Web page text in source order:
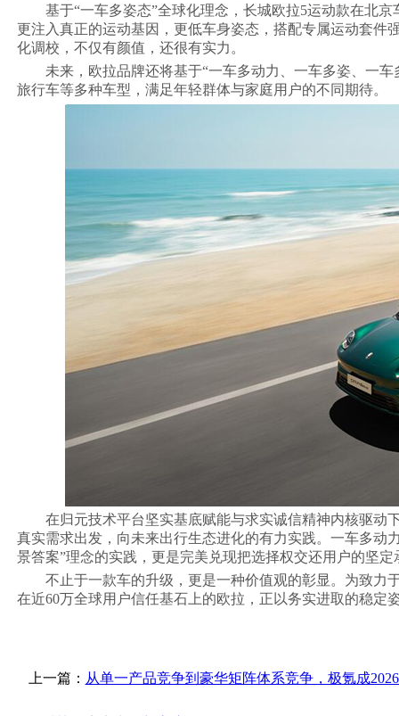
基于“一车多姿态”全球化理念，长城欧拉5运动款在北
更注入真正的运动基因，更低车身姿态，搭配专属运动套
化调校，不仅有颜值，还很有实力。
未来，欧拉品牌还将基于“一车多动力、一车多姿、一
旅行车等多种车型，满足年轻群体与家庭用户的不同期待。
在归元技术平台坚实基底赋能与求实诚信精神内核驱动
真实需求出发，向未来出行生态进化的有力实践。一车多动
景答案”理念的实践，更是完美兑现把选择权交还用户的坚定
不止于一款车的升级，更是一种价值观的彰显。为致力
在近60万全球用户信任基石上的欧拉，正以务实进取的稳定
上一篇： 从单一产品竞争到豪华矩阵体系竞争，极氪成